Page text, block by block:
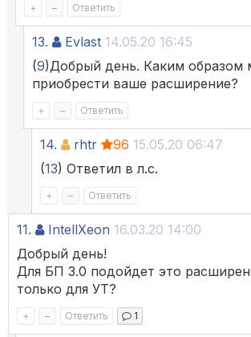
+ – Ответить
13. Evlast 14.05.20 16:45
(9)Добрый день. Каким образом
приобрести ваше расширение?
+ – Ответить
14. rhtr 96 15.05.20 06:47
(13) Ответил в л.с.
+ – Ответить
11. IntellXeon 16.03.20 14:00
Добрый день!
Для БП 3.0 подойдет это
только для УТ?
+ – Ответить 1